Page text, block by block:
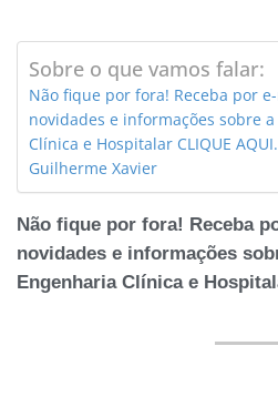
Sobre o que vamos falar:
Não fique por fora! Receba por
novidades e informações sobre
Clínica e Hospitalar CLIQUE AQUI.
Guilherme Xavier
Não fique por fora! Receba
novidades e informações
Engenharia Clínica e